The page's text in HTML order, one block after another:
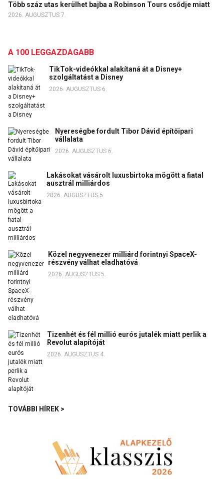
Több száz utas kerülhet bajba a Robinson Tours csődje miatt
2026. AUGUSZTUS 7.
A 100 LEGGAZDAGABB
TikTok-videókkal alakítaná át a Disney+
szolgáltatást a Disney
2026. AUGUSZTUS 6.
Nyereségbe fordult Tibor Dávid építőipari
vállalata
2026. AUGUSZTUS 6.
Lakásokat vásárolt luxusbirtoka mögött a fiatal
ausztrál milliárdos
2026. AUGUSZTUS 5.
Közel negyvenezer milliárd forintnyi SpaceX-
részvény válhat eladhatóvá
2026. AUGUSZTUS 5.
Tizenhét és fél millió eurós jutalék miatt perlik a
Revolut alapítóját
2026. AUGUSZTUS 4.
TOVÁBBI HÍREK >